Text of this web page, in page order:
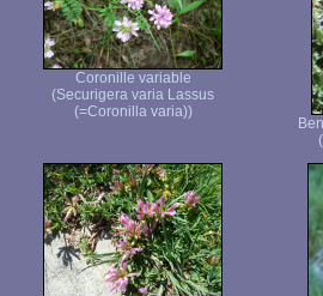
Coronille variable
(Securigera varia Lassus
(=Coronilla varia))